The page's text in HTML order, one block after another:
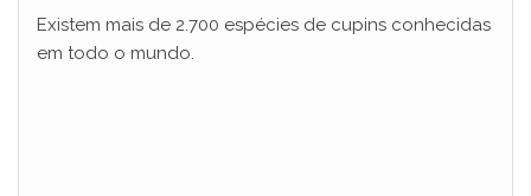
Existem mais de 2.700 espécies de cupins conhecidas
em todo o mundo.